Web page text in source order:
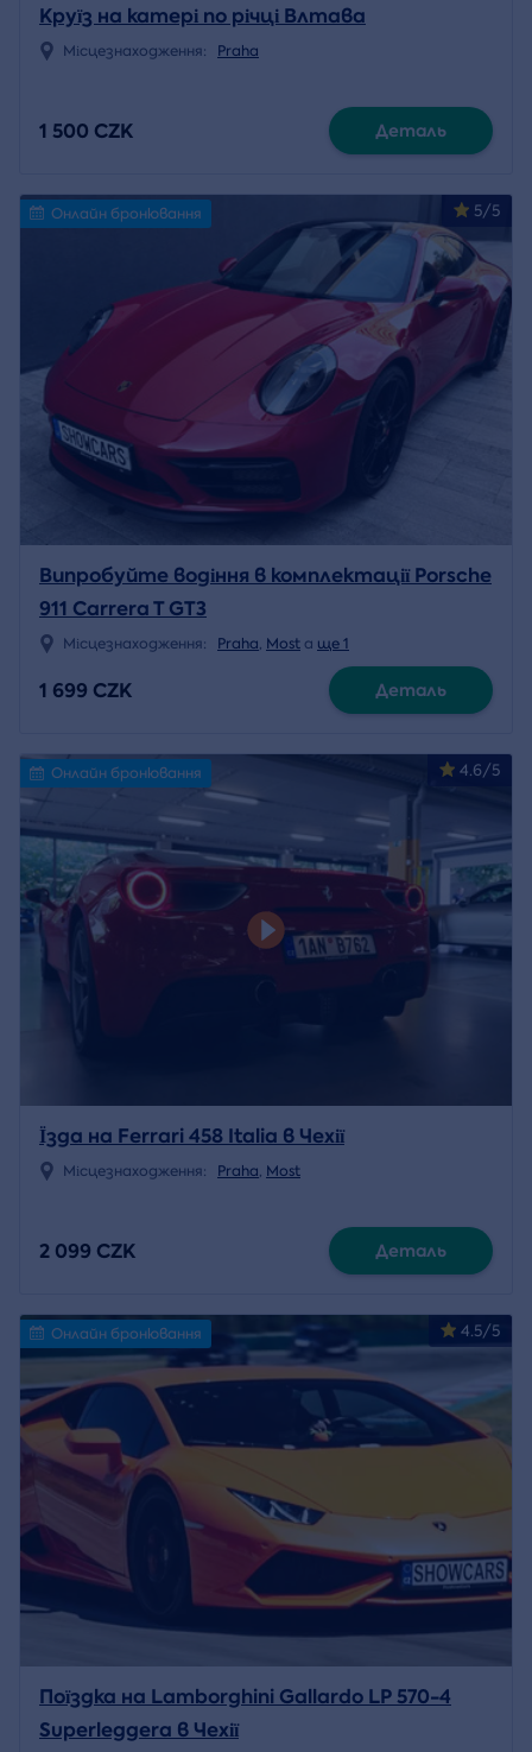
Круїз на катері по річці Влтава
Місцезнаходження: Praha
1 500 CZK Деталь
5/5
Онлайн бронювання
Випробуйте водіння в комплектації Porsche
911 Carrera T GT3
Місцезнаходження: Praha, Most a ще 1
1 699 CZK Деталь
4.6/5
Онлайн бронювання
Їзда на Ferrari 458 Italia в Чехії
Місцезнаходження: Praha, Most
2 099 CZK Деталь
4.5/5
Онлайн бронювання
Поїздка на Lamborghini Gallardo LP 570-4
Superleggera в Чехії